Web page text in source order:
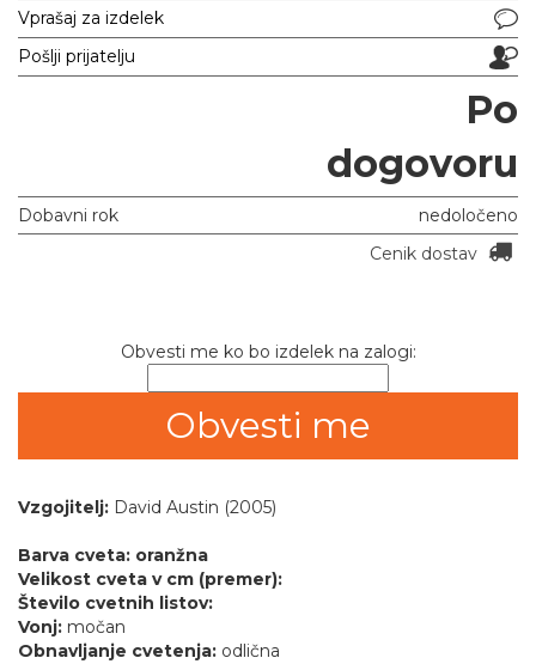
Vprašaj za izdelek
Pošlji prijatelju
Po
dogovoru
Dobavni rok
nedoločeno
Cenik dostav
Obvesti me ko bo izdelek na zalogi:
Vzgojitelj: David Austin (2005)
Barva cveta: oranžna
Velikost cveta v cm (premer):
Število cvetnih listov:
Vonj: močan
Obnavljanje cvetenja: odlična